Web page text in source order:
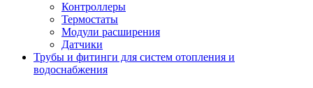
Контроллеры
Термостаты
Модули расширения
Датчики
Трубы и фитинги для систем отопления и
водоснабжения